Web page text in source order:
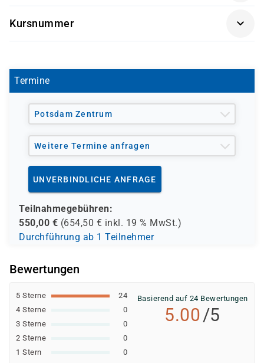
Software-Version nach Kundenwunsch
Kursnummer
Termine
Potsdam Zentrum
Weitere Termine anfragen
UNVERBINDLICHE ANFRAGE
Teilnahmegebühren:
550,00 € (654,50 € inkl. 19 % MwSt.)
Durchführung ab 1 Teilnehmer
Bewertungen
5 Sterne
24
4 Sterne
0
3 Sterne
0
2 Sterne
0
1 Stern
0
Basierend auf 24 Bewertungen
5.00/5